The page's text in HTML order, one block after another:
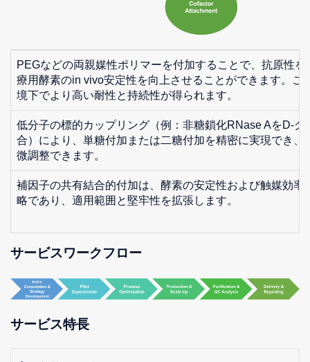
PEGなどの両親媒性ポリマーを付加することで、抗原性
療用酵素のin vivo安定性を向上させることができます。こ
境下でより高い耐性と持続性が得られます。
低分子の標的カップリング（例：非糖鎖化RNase AをD-グ
合）により、単糖付加または二糖付加を精密に実現でき、
微調整できます。
補因子の共有結合的付加は、酵素の安定性および触媒効率
略であり、適用範囲と堅牢性を拡張します。
サービスワークフロー
サービス特長